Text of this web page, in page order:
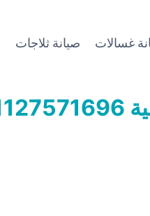
غسالات صيانة ثلاجات